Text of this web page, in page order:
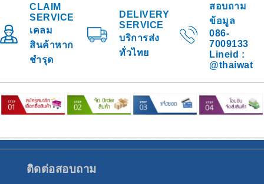
CLAIM
SERVICE
เคลม
สินค้าหาก
ชำรุด
DELIVERY
SERVICE
บริการส่ง
ทั่วไทย
สอบถาม
ข้อมูล
086-
7009133
Lineid :
@thaiwat
ติดต่อสอบถาม